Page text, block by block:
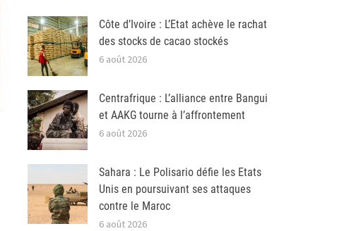
Côte d’Ivoire : L’Etat achève le rachat
des stocks de cacao stockés
6 août 2026
Centrafrique : L’alliance entre Bangui
et AAKG tourne à l’affrontement
6 août 2026
Sahara : Le Polisario défie les Etats
Unis en poursuivant ses attaques
contre le Maroc
6 août 2026